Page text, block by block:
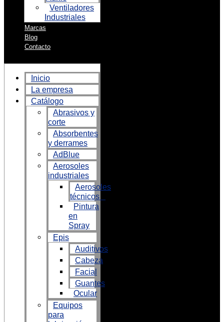
Ventiladores
Industriales
Marcas
Blog
Contacto
Inicio
La empresa
Catálogo
Abrasivos y
corte
Absorbentes
y derrames
AdBlue
Aerosoles
industriales
Aerosoles
técnicos
Pintura
en
Spray
Epis
Auditivos
Cabeza
Facial
Guantes
Ocular
Equipos
para